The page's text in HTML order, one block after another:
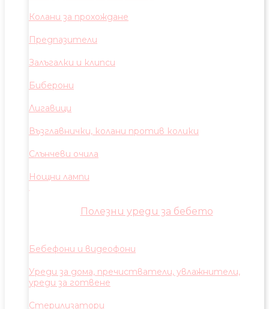
Колани за прохождане
Предпазители
Залъгалки и клипси
Биберони
Лигавици
Възглавнички, колани против колики
Слънчеви очила
Нощни лампи
Полезни уреди за бебето
Бебефони и видеофони
Уреди за дома, пречистватели, увлажнители,
уреди за готвене
Стерилизатори